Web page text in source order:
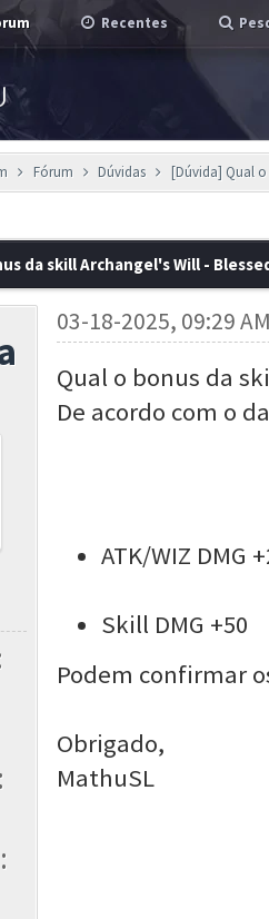
Recentes
Fórum Dúvidas [Dúvida] Qual o
da skill Archangel's Will -
03-18-2025, 09:29
Qual o bonus da
De acordo com o
ATK/WIZ DMG
Skill DMG +50
Podem confirmar
Obrigado,
MathuSL